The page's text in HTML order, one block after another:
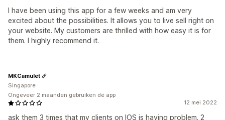
I have been using this app for a few weeks and am very
excited about the possibilities. It allows you to live sell right on
your website. My customers are thrilled with how easy it is for
them. I highly recommend it.
12 mei 2022
ask them 3 times that my clients on IOS is having problem. 2
MKCamulet
Singapore
Ongeveer 2 maanden gebruiken de app